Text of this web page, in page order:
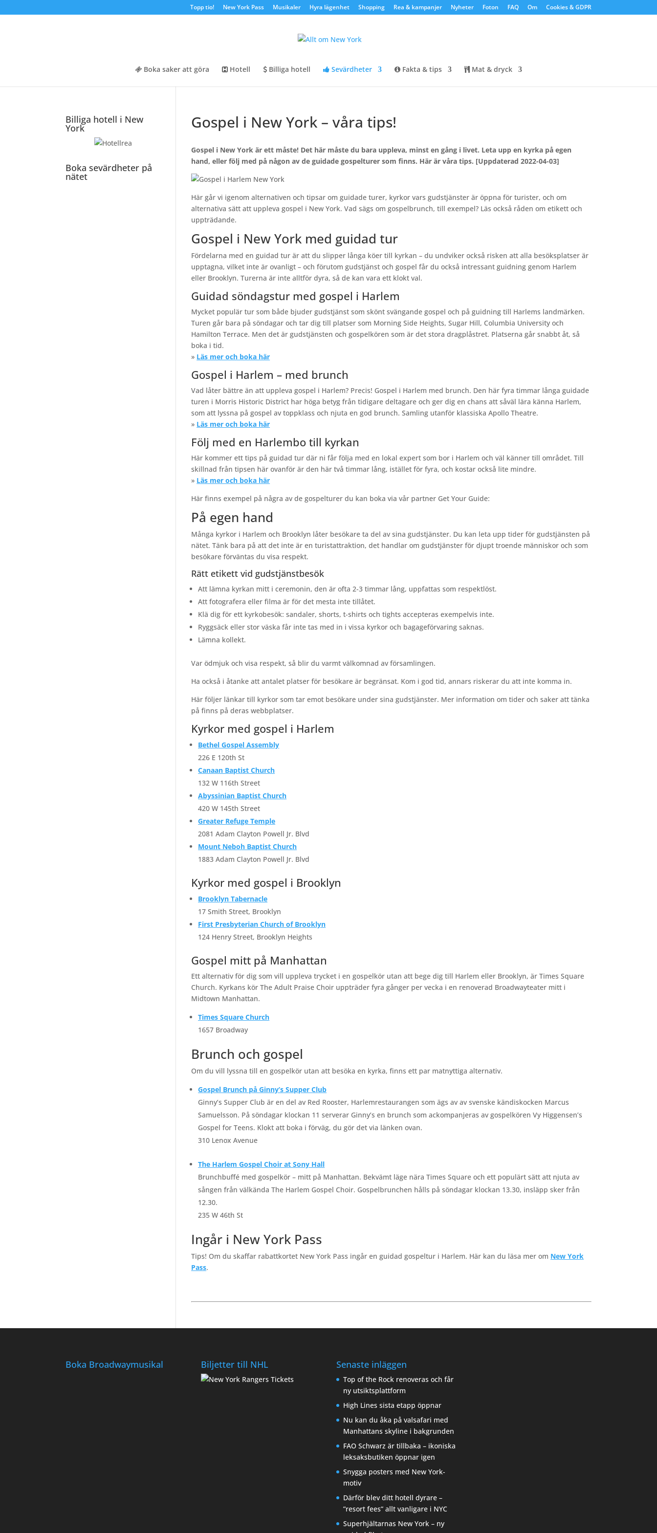
Topp tio! New York Pass Musikaler Hyra lägenhet Shopping Rea & kampanjer Nyheter Foton FAQ Om Cookies & GDPR
Boka saker att göra Hotell Billiga hotell Sevärdheter Fakta & tips Mat & dryck
Gospel i New York – våra tips!
Gospel i New York är ett måste! Det här måste du bara uppleva, minst en gång i livet. Leta upp en kyrka på egen
hand, eller följ med på någon av de guidade gospelturer som finns. Här är våra tips. [Uppdaterad 2022-04-03]
Här går vi igenom alternativen och tipsar om guidade turer, kyrkor vars gudstjänster är öppna för turister, och om
alternativa sätt att uppleva gospel i New York. Vad sägs om gospelbrunch, till exempel? Läs också råden om etikett och
uppträdande.
Gospel i New York med guidad tur
Fördelarna med en guidad tur är att du slipper långa köer till kyrkan – du undviker också risken att alla besöksplatser är
upptagna, vilket inte är ovanligt – och förutom gudstjänst och gospel får du också intressant guidning genom Harlem
eller Brooklyn. Turerna är inte alltför dyra, så de kan vara ett klokt val.
Guidad söndagstur med gospel i Harlem
Mycket populär tur som både bjuder gudstjänst som skönt svängande gospel och på guidning till Harlems landmärken.
Turen går bara på söndagar och tar dig till platser som Morning Side Heights, Sugar Hill, Columbia University och
Hamilton Terrace. Men det är gudstjänsten och gospelkören som är det stora dragplåstret. Platserna går snabbt åt, så
boka i tid.
» Läs mer och boka här
Gospel i Harlem – med brunch
Vad låter bättre än att uppleva gospel i Harlem? Precis! Gospel i Harlem med brunch. Den här fyra timmar långa guidade
turen i Morris Historic District har höga betyg från tidigare deltagare och ger dig en chans att såväl lära känna Harlem,
som att lyssna på gospel av toppklass och njuta en god brunch. Samling utanför klassiska Apollo Theatre.
» Läs mer och boka här
Följ med en Harlembo till kyrkan
Här kommer ett tips på guidad tur där ni får följa med en lokal expert som bor i Harlem och väl känner till området. Till
skillnad från tipsen här ovanför är den här två timmar lång, istället för fyra, och kostar också lite mindre.
» Läs mer och boka här
Här finns exempel på några av de gospelturer du kan boka via vår partner Get Your Guide:
På egen hand
Många kyrkor i Harlem och Brooklyn låter besökare ta del av sina gudstjänster. Du kan leta upp tider för gudstjänsten på
nätet. Tänk bara på att det inte är en turistattraktion, det handlar om gudstjänster för djupt troende människor och som
besökare förväntas du visa respekt.
Rätt etikett vid gudstjänstbesök
Att lämna kyrkan mitt i ceremonin, den är ofta 2-3 timmar lång, uppfattas som respektlöst.
Att fotografera eller filma är för det mesta inte tillåtet.
Klä dig för ett kyrkobesök: sandaler, shorts, t-shirts och tights accepteras exempelvis inte.
Ryggsäck eller stor väska får inte tas med in i vissa kyrkor och bagageförvaring saknas.
Lämna kollekt.
Var ödmjuk och visa respekt, så blir du varmt välkomnad av församlingen.
Ha också i åtanke att antalet platser för besökare är begränsat. Kom i god tid, annars riskerar du att inte komma in.
Här följer länkar till kyrkor som tar emot besökare under sina gudstjänster. Mer information om tider och saker att tänka
på finns på deras webbplatser.
Kyrkor med gospel i Harlem
Bethel Gospel Assembly
226 E 120th St
Canaan Baptist Church
132 W 116th Street
Abyssinian Baptist Church
420 W 145th Street
Greater Refuge Temple
2081 Adam Clayton Powell Jr. Blvd
Mount Neboh Baptist Church
1883 Adam Clayton Powell Jr. Blvd
Kyrkor med gospel i Brooklyn
Brooklyn Tabernacle
17 Smith Street, Brooklyn
First Presbyterian Church of Brooklyn
124 Henry Street, Brooklyn Heights
Gospel mitt på Manhattan
Ett alternativ för dig som vill uppleva trycket i en gospelkör utan att bege dig till Harlem eller Brooklyn, är Times Square
Church. Kyrkans kör The Adult Praise Choir uppträder fyra gånger per vecka i en renoverad Broadwayteater mitt i
Midtown Manhattan.
Times Square Church
1657 Broadway
Brunch och gospel
Om du vill lyssna till en gospelkör utan att besöka en kyrka, finns ett par matnyttiga alternativ.
Gospel Brunch på Ginny’s Supper Club
Ginny’s Supper Club är en del av Red Rooster, Harlemrestaurangen som ägs av av svenske kändiskocken Marcus
Samuelsson. På söndagar klockan 11 serverar Ginny’s en brunch som ackompanjeras av gospelkören Vy Higgensen’s
Gospel for Teens. Klokt att boka i förväg, du gör det via länken ovan.
310 Lenox Avenue
The Harlem Gospel Choir at Sony Hall
Brunchbuffé med gospelkör – mitt på Manhattan. Bekvämt läge nära Times Square och ett populärt sätt att njuta av
sången från välkända The Harlem Gospel Choir. Gospelbrunchen hålls på söndagar klockan 13.30, insläpp sker från
12.30.
235 W 46th St
Ingår i New York Pass
Tips! Om du skaffar rabattkortet New York Pass ingår en guidad gospeltur i Harlem. Här kan du läsa mer om New York
Pass.
Billiga hotell i New
York
Boka sevärdheter på
nätet
Boka Broadwaymusikal Biljetter till NHL Senaste inläggen
Top of the Rock renoveras och får
ny utsiktsplattform
High Lines sista etapp öppnar
Nu kan du åka på valsafari med
Manhattans skyline i bakgrunden
FAO Schwarz är tillbaka – ikoniska
leksaksbutiken öppnar igen
Snygga posters med New York-
motiv
Därför blev ditt hotell dyrare –
”resort fees” allt vanligare i NYC
Superhjältarnas New York – ny